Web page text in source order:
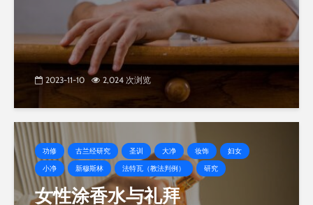
2023-11-10 2,024 次浏览
功修 古兰经研究 圣训 大净 妆饰
妇女
小净
新穆斯林 法特瓦（教法判例） 研究
女性涂香水与礼拜